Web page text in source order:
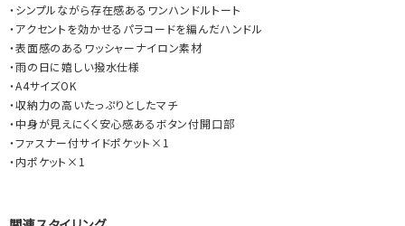
・シンプルながら存在感あるワンハンドルトート
・アクセントを効かせるパラコードを編んだハンドル
・表面感のあるワッシャーナイロン素材
・雨の日に嬉しい撥水仕様
・A4サイズOK
・収納力の高いたっぷりとしたマチ
・中身が見えにくく安心感あるボタン付開口部
・ファスナー付サイドポケット×1
・内ポケット×1